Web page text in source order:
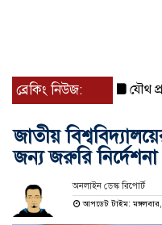
ব্রেকিং নিউজ: যৌথ
জাতীয়
জন্য জরুরি নির্দেশনা
অনলাইন ডেস্ক রিপোর্ট
আপডেট টাইম: